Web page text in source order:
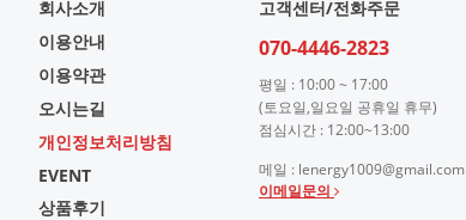
회사소개
이용안내
이용약관
오시는길
개인정보처리방침
EVENT
상품후기
고객센터/전화주문
070-4446-2823
평일 : 10:00 ~ 17:00
(토요일,일요일 공휴일 휴무)
점심시간 : 12:00~13:00
메일 : lenergy1009@gmail.com
이메일문의